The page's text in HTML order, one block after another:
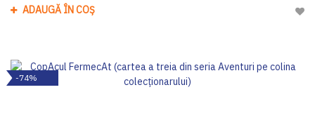
ADAUGĂ ÎN COȘ
-74%